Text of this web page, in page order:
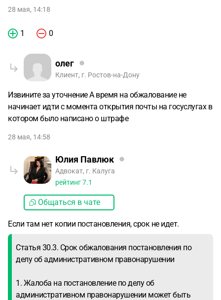
28 мая, 14:18
1 0
олег
Клиент, г. Ростов-на-Дону
Извините за уточнение А время на обжалование не
начинает идти с момента открытия почты на госуслугах в
котором было написано о штрафе
28 мая, 14:58
Юлия Павлюк
Адвокат, г. Калуга
рейтинг7.1
Общаться в чате
Если там нет копии постановления, срок не идет.
Статья 30.3. Срок обжалования постановления по
делу об административном правонарушении
1. Жалоба на постановление по делу об
административном правонарушении может быть